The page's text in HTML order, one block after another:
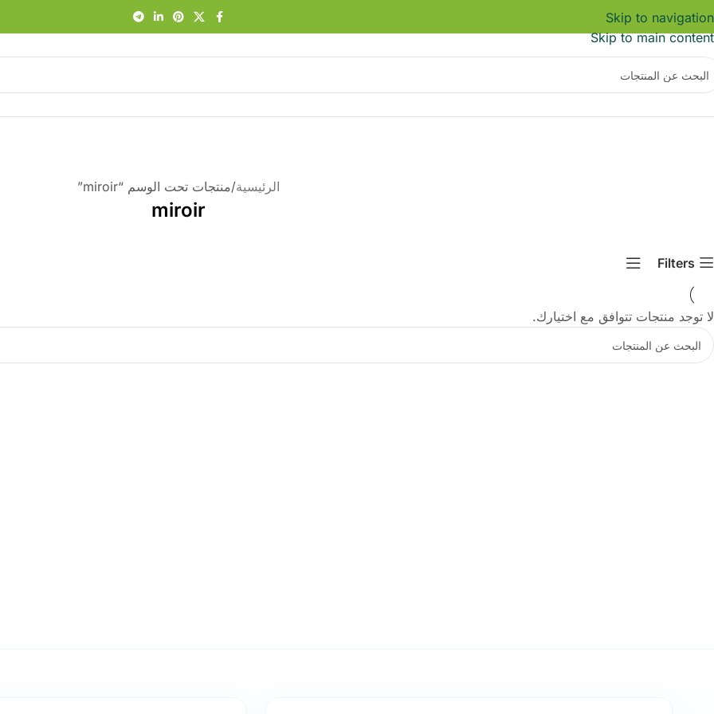
Skip to navigation
Skip to main content
الرئيسية منتجات تحت الوسم “miroir”
miroir
Filters
لا توجد منتجات تتوافق مع اختيارك.